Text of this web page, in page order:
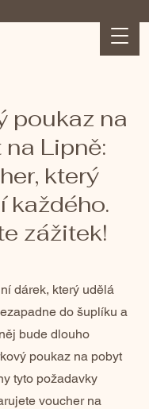
poukaz na
Lipně:
který
každého.
zážitek!
dárek, který udělá
do šuplíku a
bude dlouho
poukaz na pobyt
tyto požadavky
voucher na